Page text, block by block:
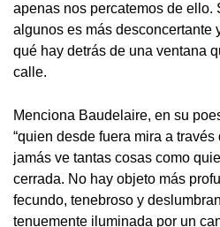
apenas nos percatemos de ello.
algunos es más desconcertante
qué hay detrás de una ventana
calle.
Menciona Baudelaire, en su
“quien desde fuera mira a
jamás ve tantas cosas como
cerrada. No hay objeto más
fecundo, tenebroso y
tenuemente iluminada por un